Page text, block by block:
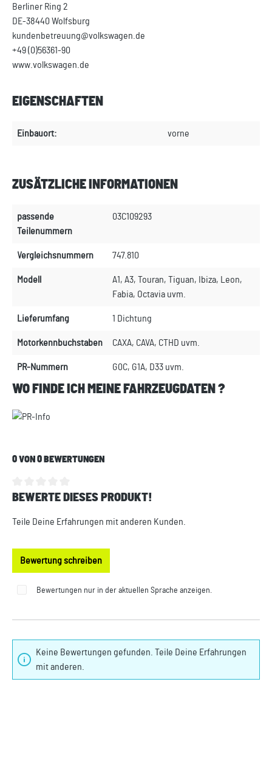
Berliner Ring 2
DE-38440 Wolfsburg
kundenbetreuung@volkswagen.de
+49 (0)56361-90
www.volkswagen.de
EIGENSCHAFTEN
Einbauort: vorne
ZUSÄTZLICHE INFORMATIONEN
passende
Teilenummern
03C109293
Vergleichsnummern 747.810
Modell
A1, A3, Touran, Tiguan, Ibiza, Leon,
Fabia, Octavia uvm.
Lieferumfang 1 Dichtung
Motorkennbuchstaben CAXA, CAVA, CTHD uvm.
PR-Nummern G0C, G1A, D33 uvm.
WO FINDE ICH MEINE FAHRZEUGDATEN ?
0 VON 0 BEWERTUNGEN
Durchschnittliche Bewertung von 0 von 5 Sternen
BEWERTE DIESES PRODUKT!
Teile Deine Erfahrungen mit anderen Kunden.
Bewertung schreiben
Bewertungen nur in der aktuellen Sprache anzeigen.
Keine Bewertungen gefunden. Teile Deine Erfahrungen
mit anderen.